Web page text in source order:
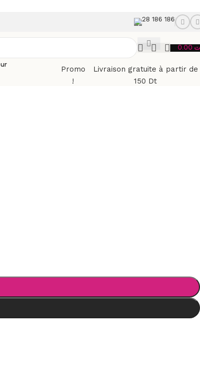
28 186 186
Promo
!
Livraison gratuite à partir de
150 Dt